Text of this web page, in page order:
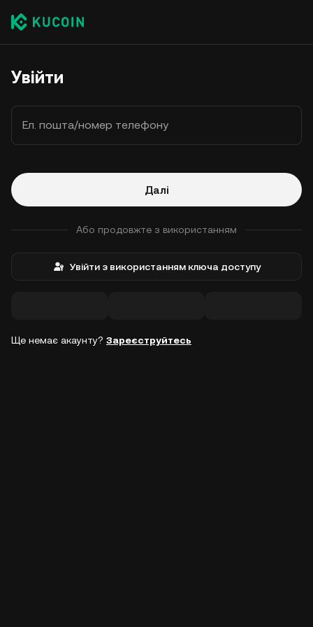
Увійти
Ел. пошта/номер телефону
Далі
Або продовжте з використанням
Увійти з використанням ключа доступу
Ще немає акаунту? Зареєструйтесь